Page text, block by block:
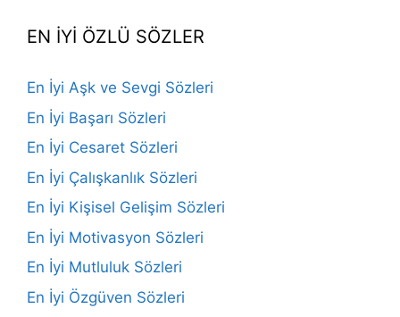
EN İYİ ÖZLÜ SÖZLER
En İyi Aşk ve Sevgi Sözleri
En İyi Başarı Sözleri
En İyi Cesaret Sözleri
En İyi Çalışkanlık Sözleri
En İyi Kişisel Gelişim Sözleri
En İyi Motivasyon Sözleri
En İyi Mutluluk Sözleri
En İyi Özgüven Sözleri